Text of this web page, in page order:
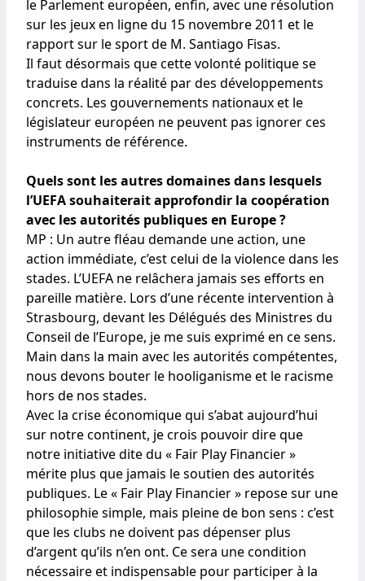
le Parlement européen, enfin, avec une résolution
sur les jeux en ligne du 15 novembre 2011 et le
rapport sur le sport de M. Santiago Fisas.
Il faut désormais que cette volonté politique se
traduise dans la réalité par des développements
concrets. Les gouvernements nationaux et le
législateur européen ne peuvent pas ignorer ces
instruments de référence.
Quels sont les autres domaines dans lesquels
l’UEFA souhaiterait approfondir la coopération
avec les autorités publiques en Europe ?
MP : Un autre fléau demande une action, une
action immédiate, c’est celui de la violence dans les
stades. L’UEFA ne relâchera jamais ses efforts en
pareille matière. Lors d’une récente intervention à
Strasbourg, devant les Délégués des Ministres du
Conseil de l’Europe, je me suis exprimé en ce sens.
Main dans la main avec les autorités compétentes,
nous devons bouter le hooliganisme et le racisme
hors de nos stades.
Avec la crise économique qui s’abat aujourd’hui
sur notre continent, je crois pouvoir dire que
notre initiative dite du « Fair Play Financier »
mérite plus que jamais le soutien des autorités
publiques. Le « Fair Play Financier » repose sur une
philosophie simple, mais pleine de bon sens : c’est
que les clubs ne doivent pas dépenser plus
d’argent qu’ils n’en ont. Ce sera une condition
nécessaire et indispensable pour participer à la